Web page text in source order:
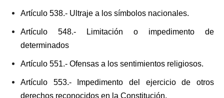
Artículo 538.- Ultraje a los símbolos nacionales.
Artículo 548.- Limitación o impedimento de
determinados
Artículo 551.- Ofensas a los sentimientos religiosos.
Artículo 553.- Impedimento del ejercicio de otros
derechos reconocidos en la Constitución.